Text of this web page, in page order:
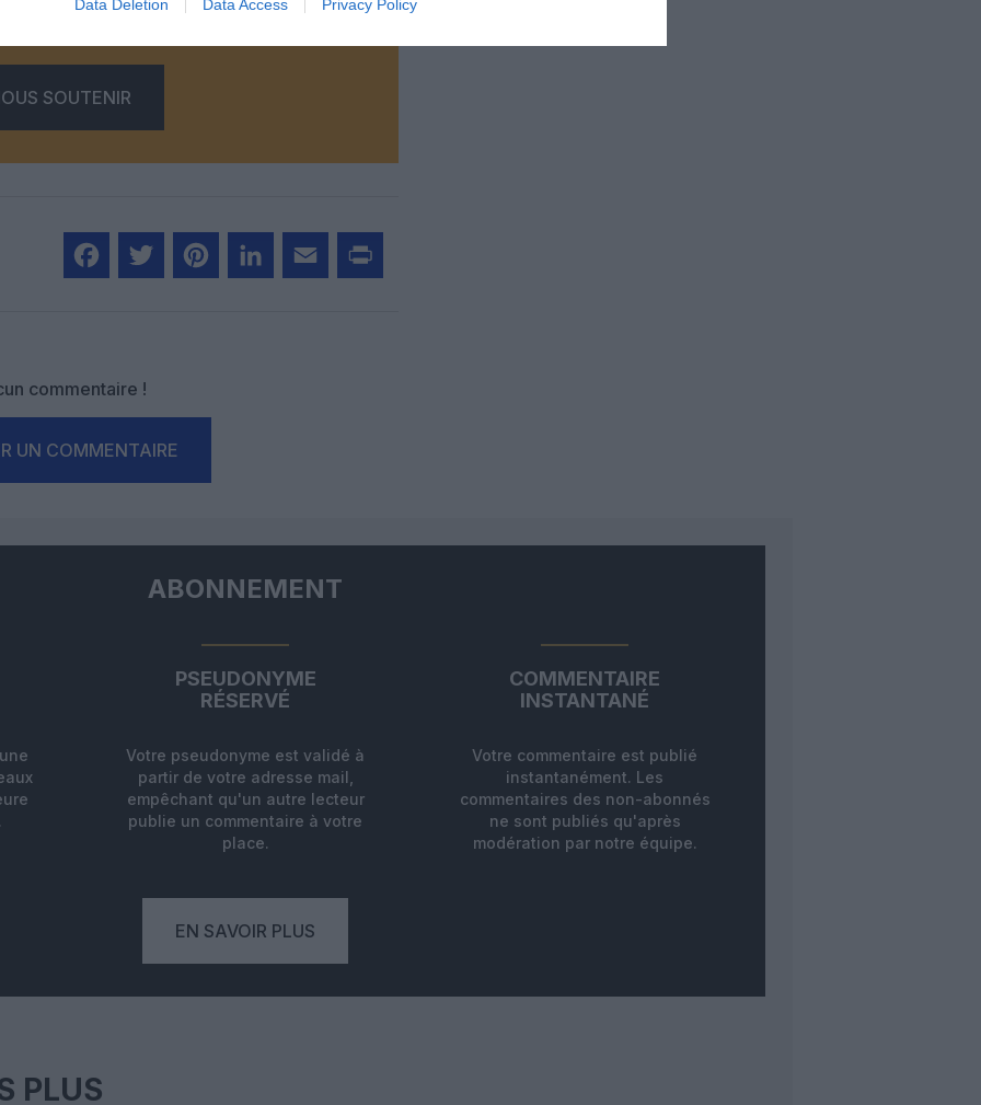
Data Deletion Data Access Privacy Policy
nous, faites un don !
SOUTENIR
commentaire !
UN COMMENTAIRE
ABONNEMENT
PSEUDONYME
RÉSERVÉ
Votre pseudonyme est validé à
partir de votre adresse mail,
empêchant qu'un autre lecteur
publie un commentaire à votre
place.
COMMENTAIRE
INSTANTANÉ
Votre commentaire est publié
instantanément. Les
commentaires des non-abonnés
ne sont publiés qu'après
modération par notre équipe.
EN SAVOIR PLUS
PLUS